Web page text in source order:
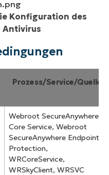
Konfiguration des
Antivirus
Prozess/Service/Quelle
Webroot SecureAnywhere
Core Service, Webroot
SecureAnywhere Endpoint
Protection,
WRCoreService,
WRSkyClient, WRSVC